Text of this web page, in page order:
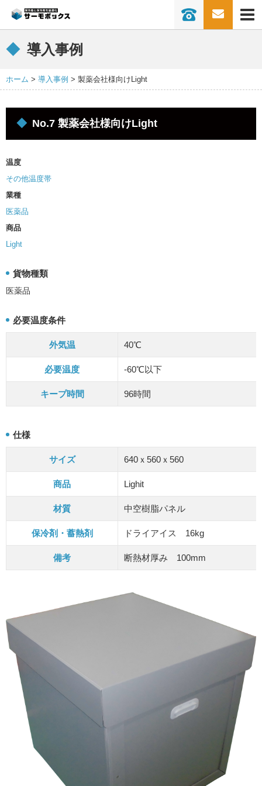
0736-77-
保冷保温ボックスとは
ソリューション
ドライアイスを削減したい
超冷凍で長時間キープを実現「-75℃以下
業界別活用方法
スーパー･コンビニ･流通
食品メーカー
医薬品
Q&A
導入事例
ホーム 導入事例 製薬会社様向けLight
No.7 製薬会社様向けLight
温度
その他温度帯
業種
医薬品
商品
Light
貨物種類
医薬品
必要温度条件
外気温 40℃
必要温度 -60℃以下
キープ時間 96時間
仕様
サイズ 640ｘ560ｘ560
商品 Lighit
材質 中空樹脂パネル
保冷剤・蓄熱剤 ドライアイス 16kg
備考 断熱材厚み 100mm